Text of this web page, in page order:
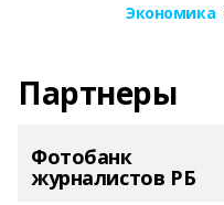
Экономика
Партнеры
Фотобанк
журналистов РБ